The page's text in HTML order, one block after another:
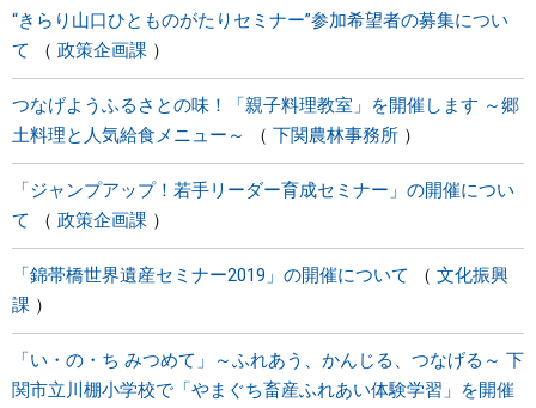
“きらり山口ひとものがたりセミナー”参加希望者の募集につい
て
政策企画課
つなげようふるさとの味！「親子料理教室」を開催します ～郷
土料理と人気給食メニュー～
下関農林事務所
「ジャンプアップ！若手リーダー育成セミナー」の開催につい
て
政策企画課
「錦帯橋世界遺産セミナー2019」の開催について
文化振興
課
「い・の・ち みつめて」～ふれあう、かんじる、つなげる～ 下
関市立川棚小学校で「やまぐち畜産ふれあい体験学習」を開催